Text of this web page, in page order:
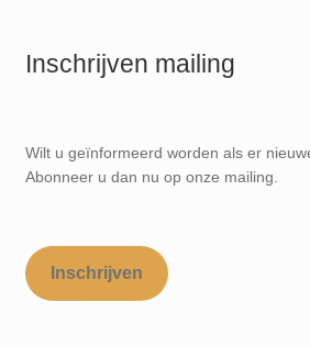
Inschrijven mailing
Wilt u geïnformeerd worden als er
Abonneer u dan nu op onze mailing.
Inschrijven